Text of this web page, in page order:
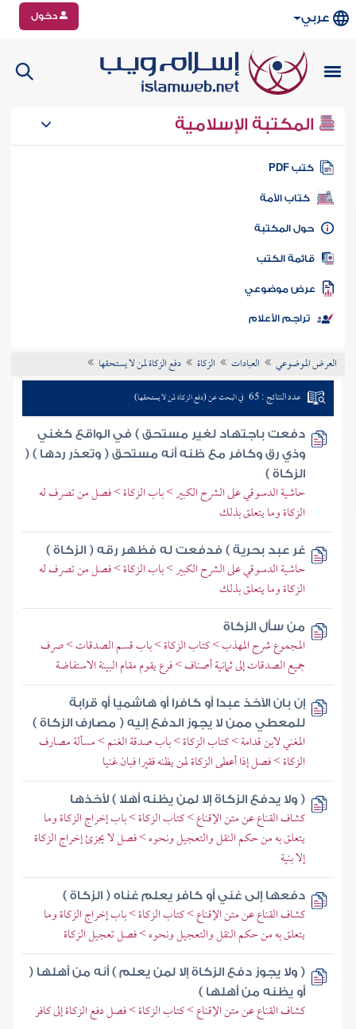
عربي دخول
المكتبة الإسلامية
كتب PDF
كتاب الأمة
المكتبة
الكتب
موضوعي
تراجم الأعلام
العرض الموضوعي العبادات الزكاة دفع الزكاة لمن لا يستحقها
عدد النتائج : 65 في البحث عن (دفع الزكاة لمن لا يستحقها)
دفعت باجتهاد لغير مستحق ) في الواقع كغني
وذي رق وكافر مع ظنه أنه مستحق ( وتعذر ردها ) (
الزكاة )
حاشية الدسوقي على الشرح الكبير > باب الزكاة > فصل من تصرف له
الزكاة وما يتعلق بذلك
غر عبد بحرية ) فدفعت له فظهر رقه ( الزكاة )
حاشية الدسوقي على الشرح الكبير > باب الزكاة > فصل من تصرف له
الزكاة وما يتعلق بذلك
من سأل الزكاة
المجموع شرح المهذب > كتاب الزكاة > باب قسم الصدقات > صرف
جميع الصدقات إلى ثمانية أصناف > فرع يقوم مقام البينة الاستفاضة
إن بان الآخذ عبدا أو كافرا أو هاشميا أو قرابة
للمعطي ممن لا يجوز الدفع إليه ( مصارف الزكاة )
المغني لابن قدامة > كتاب الزكاة > باب صدقة الغنم > مسألة مصارف
الزكاة > فصل إذا أعطى الزكاة لمن يظنه فقيرا فبان غنيا
( ولا يدفع الزكاة إلا لمن يظنه أهلا ) لأخذها
كشاف القناع عن متن الإقناع > كتاب الزكاة > باب إخراج الزكاة وما
يتعلق به من حكم النقل والتعجيل ونحوه > فصل لا يجزئ إخراج الزكاة
إلا بنية
دفعها إلى غني أو كافر يعلم غناه ( الزكاة )
كشاف القناع عن متن الإقناع > كتاب الزكاة > باب إخراج الزكاة وما
يتعلق به من حكم النقل والتعجيل ونحوه > فصل تعجيل الزكاة
( ولا يجوز دفع الزكاة إلا لمن يعلم ) أنه من أهلها (
أو يظنه من أهلها )
كشاف القناع عن متن الإقناع > كتاب الزكاة > فصل دفع الزكاة إلى كافر